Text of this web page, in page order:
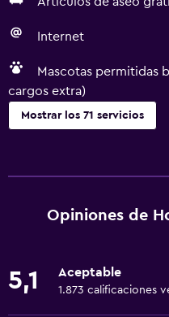
Internet
Mascotas permitidas
cargos extra)
Mostrar los 71 servicios
Wifi gratis
Toallas
Opiniones de
5,1 Aceptable
1.873 calificaciones